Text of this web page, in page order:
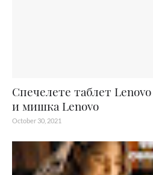
Спечелете таблет
и мишка Lenovo
October 30, 2021